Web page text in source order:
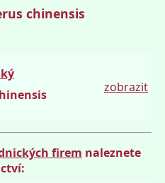
chinensis
zobrazit
firem naleznete